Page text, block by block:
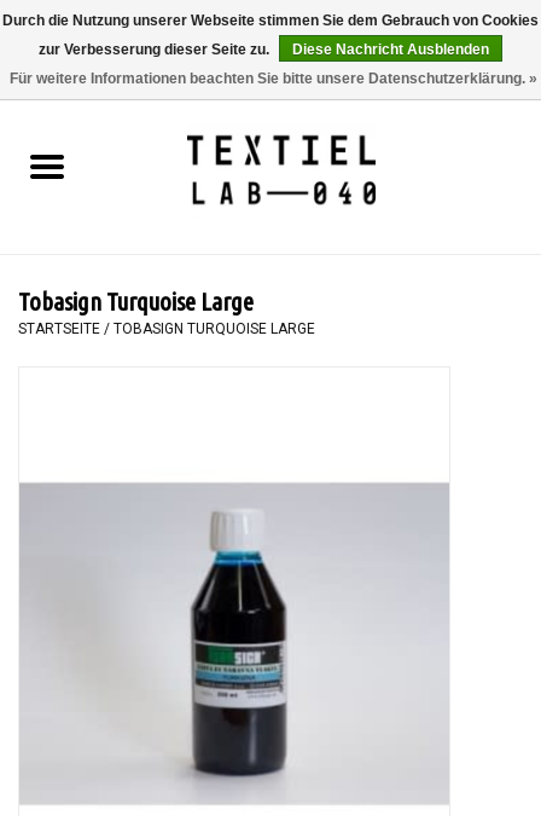
0 Artikel - €0,00
BÜCHER
MALEN
Tobasign Turquoise Large
STARTSEITE / TOBASIGN TURQUOISE LARGE
Durch die Nutzung unserer Webseite stimmen Sie dem Gebrauch von Cookies
zur Verbesserung dieser Seite zu.
Diese Nachricht Ausblenden
Für weitere Informationen beachten Sie bitte unsere Datenschutzerklärung. »